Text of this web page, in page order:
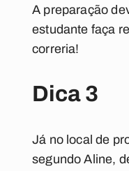
A preparação
estudante faça
correria!
Dica 3
Já no local de
segundo Aline,